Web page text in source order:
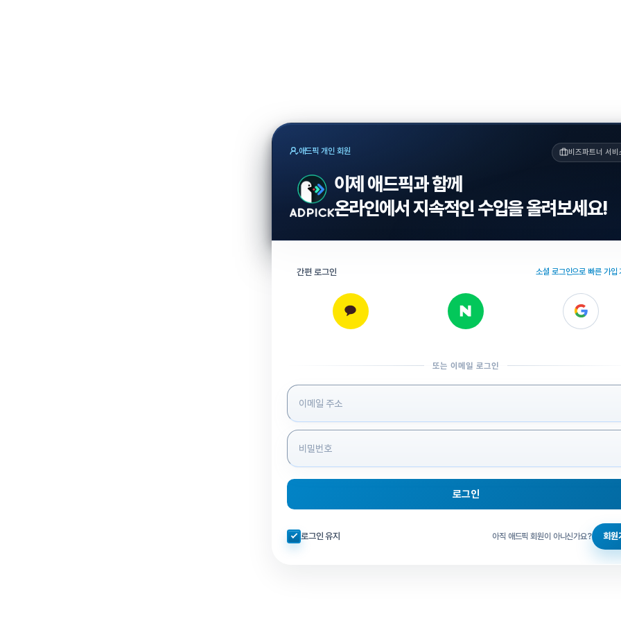
애드픽 개인 회원 비즈파트너 서비
이제 애드픽과 함께
온라인에서 지속적인 수입을 올려보세요!
간편 로그인 소셜 로그인으로 빠른 가입
또는 이메일 로그인
로그인 정보 입력
로그인
자동로그인 체크
로그인 유지 아직 애드픽 회원이 아니신가요? 회원